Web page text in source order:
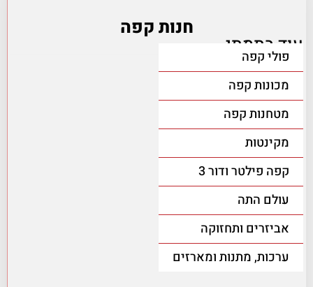
חנות קפה
פולי קפה
מכונות קפה
מטחנות קפה
מקינטות
קפה פילטר ודור 3
עולם התה
אביזרים ותחזוקה
ערכות, מתנות ומארזים
עוד בתמתי